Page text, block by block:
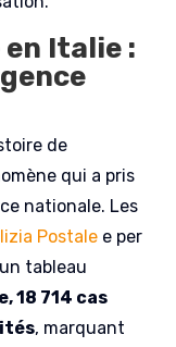
Italie :
de
qui a pris
nationale. Les
Postale e per
tableau
18 714 cas
, marquant